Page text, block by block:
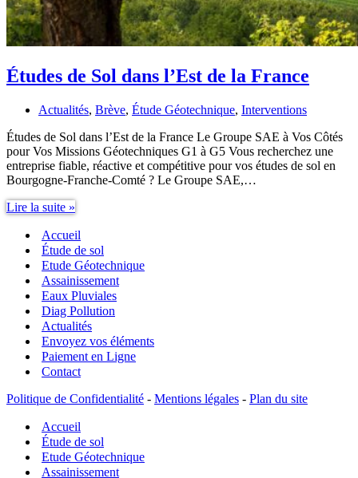
Études de Sol dans l’Est de la France
Actualités, Brève, Étude Géotechnique, Interventions
Études de Sol dans l’Est de la France Le Groupe SAE à Vos Côtés
pour Vos Missions Géotechniques G1 à G5 Vous recherchez une
entreprise fiable, réactive et compétitive pour vos études de sol en
Bourgogne-Franche-Comté ? Le Groupe SAE,…
Lire la suite »
Sol
dans
l’Est
de
la
France
Accueil
Étude de sol
Etude Géotechnique
Assainissement
Eaux Pluviales
Diag Pollution
Actualités
Envoyez vos éléments
Paiement en Ligne
Contact
Politique de Confidentialité - Mentions légales - Plan du site
Accueil
Étude de sol
Etude Géotechnique
Assainissement